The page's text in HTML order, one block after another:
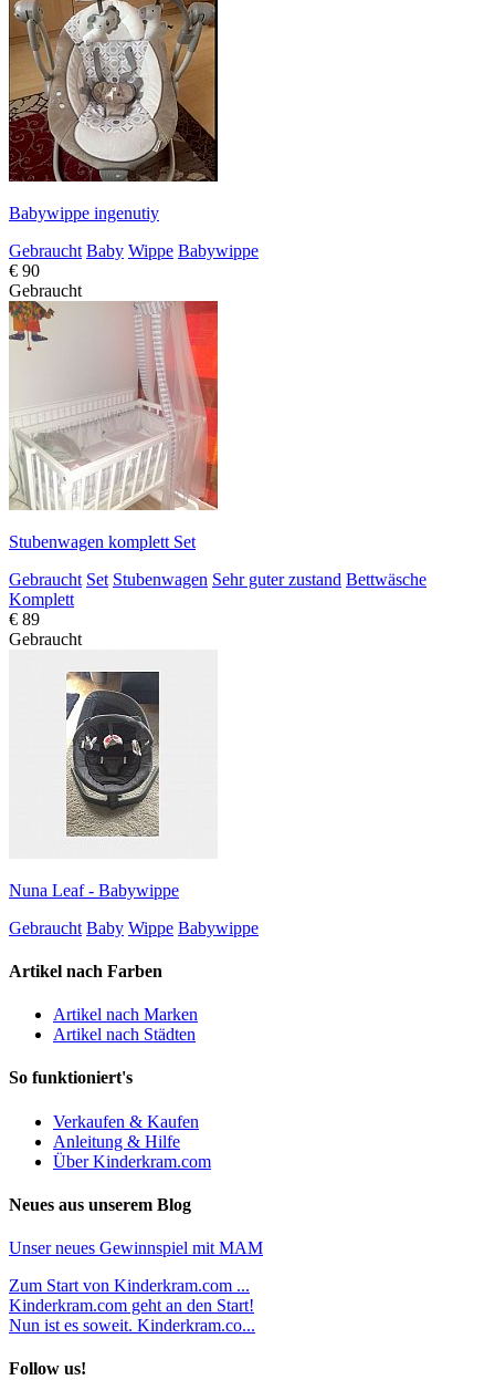
Babywippe ingenutiy
Gebraucht Baby Wippe Babywippe
€ 90
Gebraucht
Stubenwagen komplett Set
Gebraucht Set Stubenwagen Sehr guter zustand Bettwäsche
Komplett
€ 89
Gebraucht
Nuna Leaf - Babywippe
Gebraucht Baby Wippe Babywippe
Artikel nach Farben
Artikel nach Marken
Artikel nach Städten
So funktioniert's
Verkaufen & Kaufen
Anleitung & Hilfe
Über Kinderkram.com
Neues aus unserem Blog
Unser neues Gewinnspiel mit MAM
Zum Start von Kinderkram.com ...
Kinderkram.com geht an den Start!
Nun ist es soweit. Kinderkram.co...
Follow us!